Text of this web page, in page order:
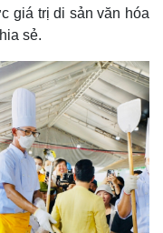
giá trị di sản văn hóa
sẻ.